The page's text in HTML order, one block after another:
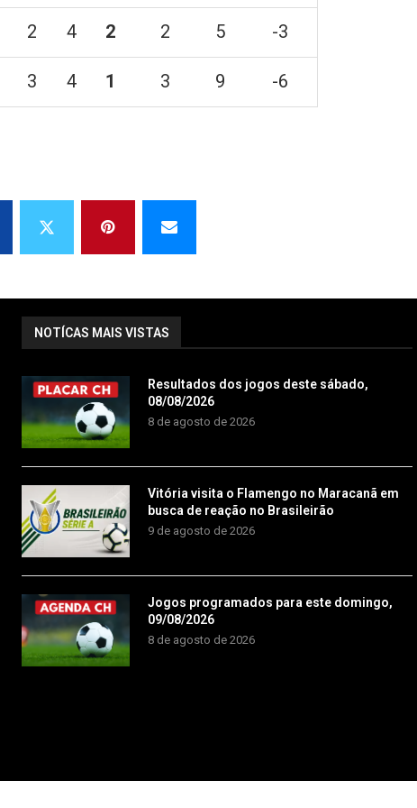
2 4 2 2 5 -3
3 4 1 3 9 -6
NOTÍCAS MAIS VISTAS
Resultados dos jogos deste sábado,
08/08/2026
8 de agosto de 2026
Vitória visita o Flamengo no Maracanã em
busca de reação no Brasileirão
9 de agosto de 2026
Jogos programados para este domingo,
09/08/2026
8 de agosto de 2026